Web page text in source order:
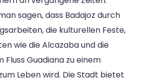
sagen, dass Badajoz durch
die kulturellen Feste,
wie die Alcazaba und die
Fluss Guadiana zu einem
Leben wird. Die Stadt bietet